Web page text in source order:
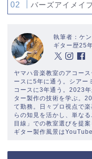
バーズアイメイ
執筆者：ケ
ギター歴25
ヤマハ音楽教室のアコー
ースに5年に通う。シアー
コースに3年通う。2023
ター製作の技術を学ぶ。
て勤務。日々プロ視点で
らの知見を活かし、単な
目線」での教室選びを提案
ギター製作風景は